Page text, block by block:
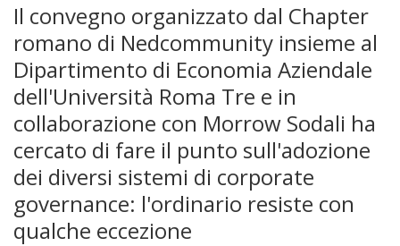
Il convegno organizzato dal Chapter
romano di Nedcommunity insieme al
Dipartimento di Economia Aziendale
dell'Università Roma Tre e in
collaborazione con Morrow Sodali ha
cercato di fare il punto sull'adozione
dei diversi sistemi di corporate
governance: l'ordinario resiste con
qualche eccezione